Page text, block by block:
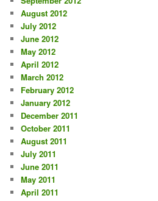
August 2012
July 2012
June 2012
May 2012
April 2012
March 2012
February 2012
January 2012
December 2011
October 2011
August 2011
July 2011
June 2011
May 2011
April 2011